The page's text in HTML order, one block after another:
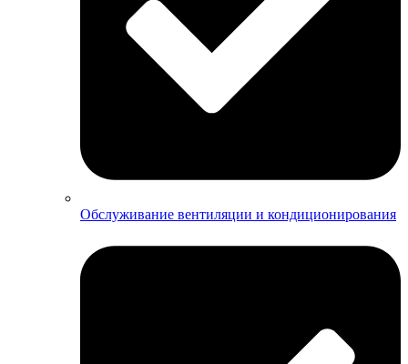
Обслуживание вентиляции и кондиционирования